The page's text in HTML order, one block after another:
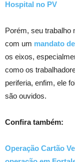
Hospital no PV
Porém, seu trabalho
com um mandato
os eixos,
como os
periferia, enfim, ele
são ouvidos.
Confira também:
Operação Cartão